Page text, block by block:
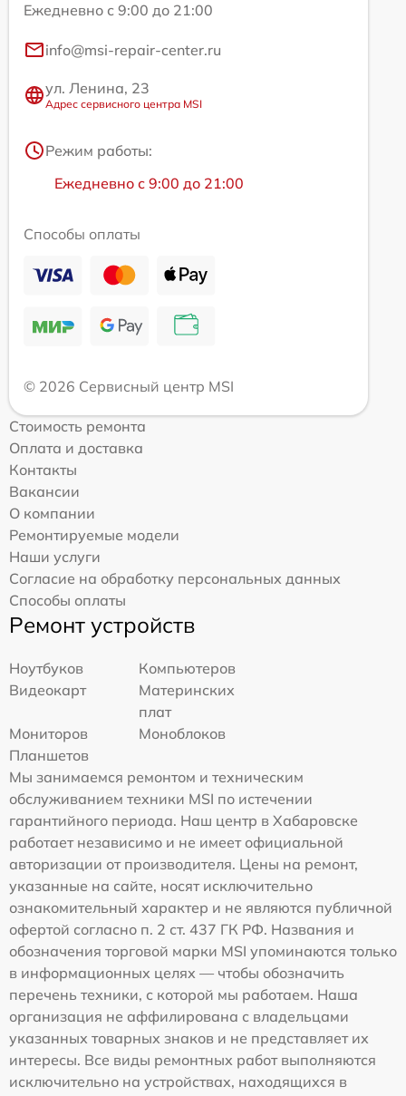
Ежедневно с 9:00 до 21:00
info@msi-repair-center.ru
ул. Ленина, 23
Адрес сервисного центра MSI
Режим работы:
Ежедневно с 9:00 до 21:00
Способы оплаты
© 2026 Сервисный центр MSI
Стоимость ремонта
Оплата и доставка
Контакты
Вакансии
О компании
Ремонтируемые модели
Наши услуги
Согласие на обработку персональных данных
Способы оплаты
Ремонт устройств
Ноутбуков
Компьютеров
Видеокарт
Материнских
плат
Мониторов
Моноблоков
Планшетов
Мы занимаемся ремонтом и техническим
обслуживанием техники MSI по истечении
гарантийного периода. Наш центр в Хабаровске
работает независимо и не имеет официальной
авторизации от производителя. Цены на ремонт,
указанные на сайте, носят исключительно
ознакомительный характер и не являются публичной
офертой согласно п. 2 ст. 437 ГК РФ. Названия и
обозначения торговой марки MSI упоминаются только
в информационных целях — чтобы обозначить
перечень техники, с которой мы работаем. Наша
организация не аффилирована с владельцами
указанных товарных знаков и не представляет их
интересы. Все виды ремонтных работ выполняются
исключительно на устройствах, находящихся в